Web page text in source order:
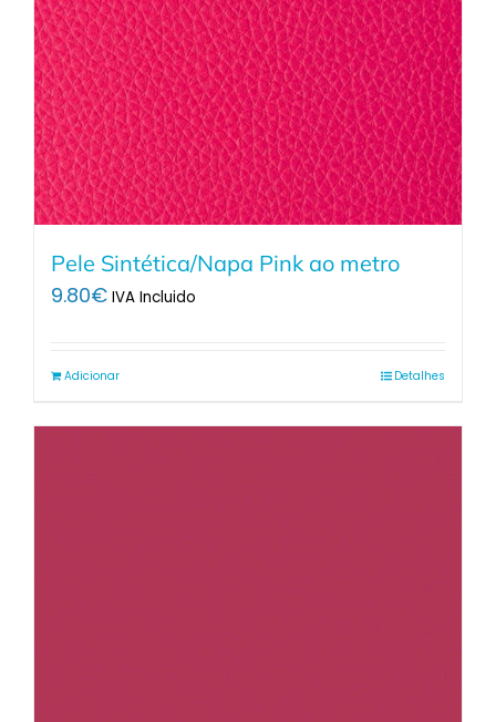
Pele Sintética/Napa Pink ao metro
9.80€ IVA Incluido
Adicionar Detalhes